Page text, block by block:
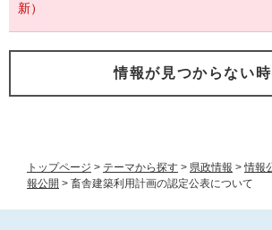
トップページ > テーマから探す > 県政情報 >情報
報公開 > 畜舎建築利用計画の認定公表について
新）
情報が見つからない時